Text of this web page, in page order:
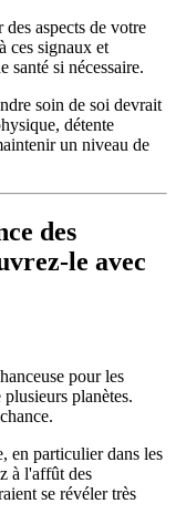
aspects de votre
ces signaux et
santé si nécessaire.
soin de soi devrait
détente
un niveau de
des
le avec
pour les
planètes.
en particulier dans les
à l'affût des
se révéler très